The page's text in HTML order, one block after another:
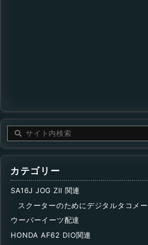
カテゴリー
SA16J JOG ZII 関連
スクーターのためにデジタルタコメ
ウーバーイーツ配達
HONDA AF62 DIO関連